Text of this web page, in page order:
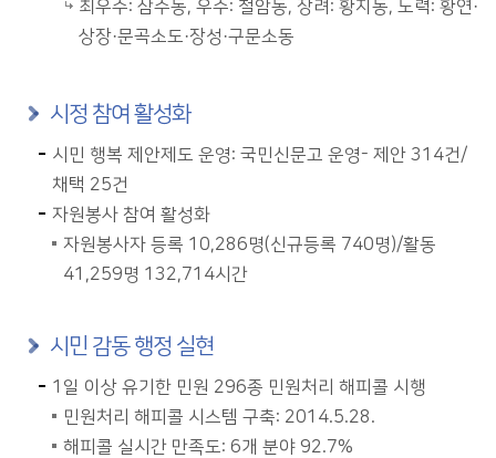
최우수: 삼수동, 우수: 철암동, 장려: 황지동, 노력: 황연·
상장·문곡소도·장성·구문소동
시정 참여 활성화
시민 행복 제안제도 운영: 국민신문고 운영- 제안 314건/
채택 25건
자원봉사 참여 활성화
자원봉사자 등록 10,286명(신규등록 740명)/활동
41,259명 132,714시간
시민 감동 행정 실현
1일 이상 유기한 민원 296종 민원처리 해피콜 시행
민원처리 해피콜 시스템 구축: 2014.5.28.
해피콜 실시간 만족도: 6개 분야 92.7%